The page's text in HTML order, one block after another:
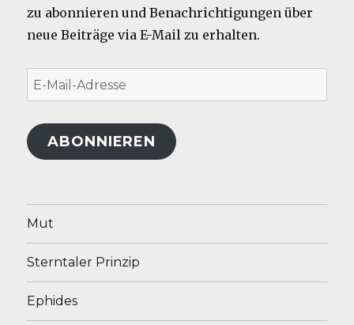
zu abonnieren und Benachrichtigungen über
neue Beiträge via E-Mail zu erhalten.
E-
Mail-
Adresse
ABONNIEREN
Mut
Sterntaler Prinzip
Ephides